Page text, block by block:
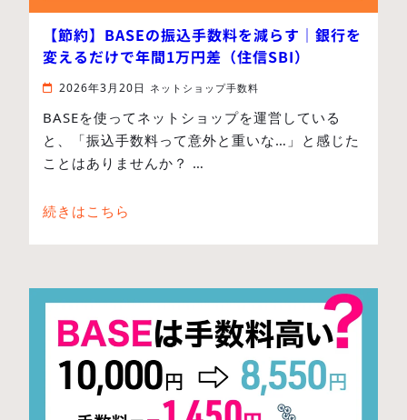
【節約】BASEの振込手数料を減らす｜銀行を
変えるだけで年間1万円差（住信SBI）
2026年3月20日 ネットショップ手数料
BASEを使ってネットショップを運営している
と、「振込手数料って意外と重いな…」と感じた
ことはありませんか？ …
続きはこちら